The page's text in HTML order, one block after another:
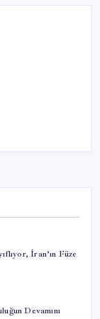
İran’ın Füze
Devamını